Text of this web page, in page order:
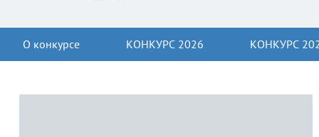
О конкурсе КОНКУРС 2026 КОНКУРС